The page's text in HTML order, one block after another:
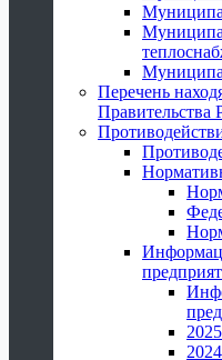
Перечень
Правительства